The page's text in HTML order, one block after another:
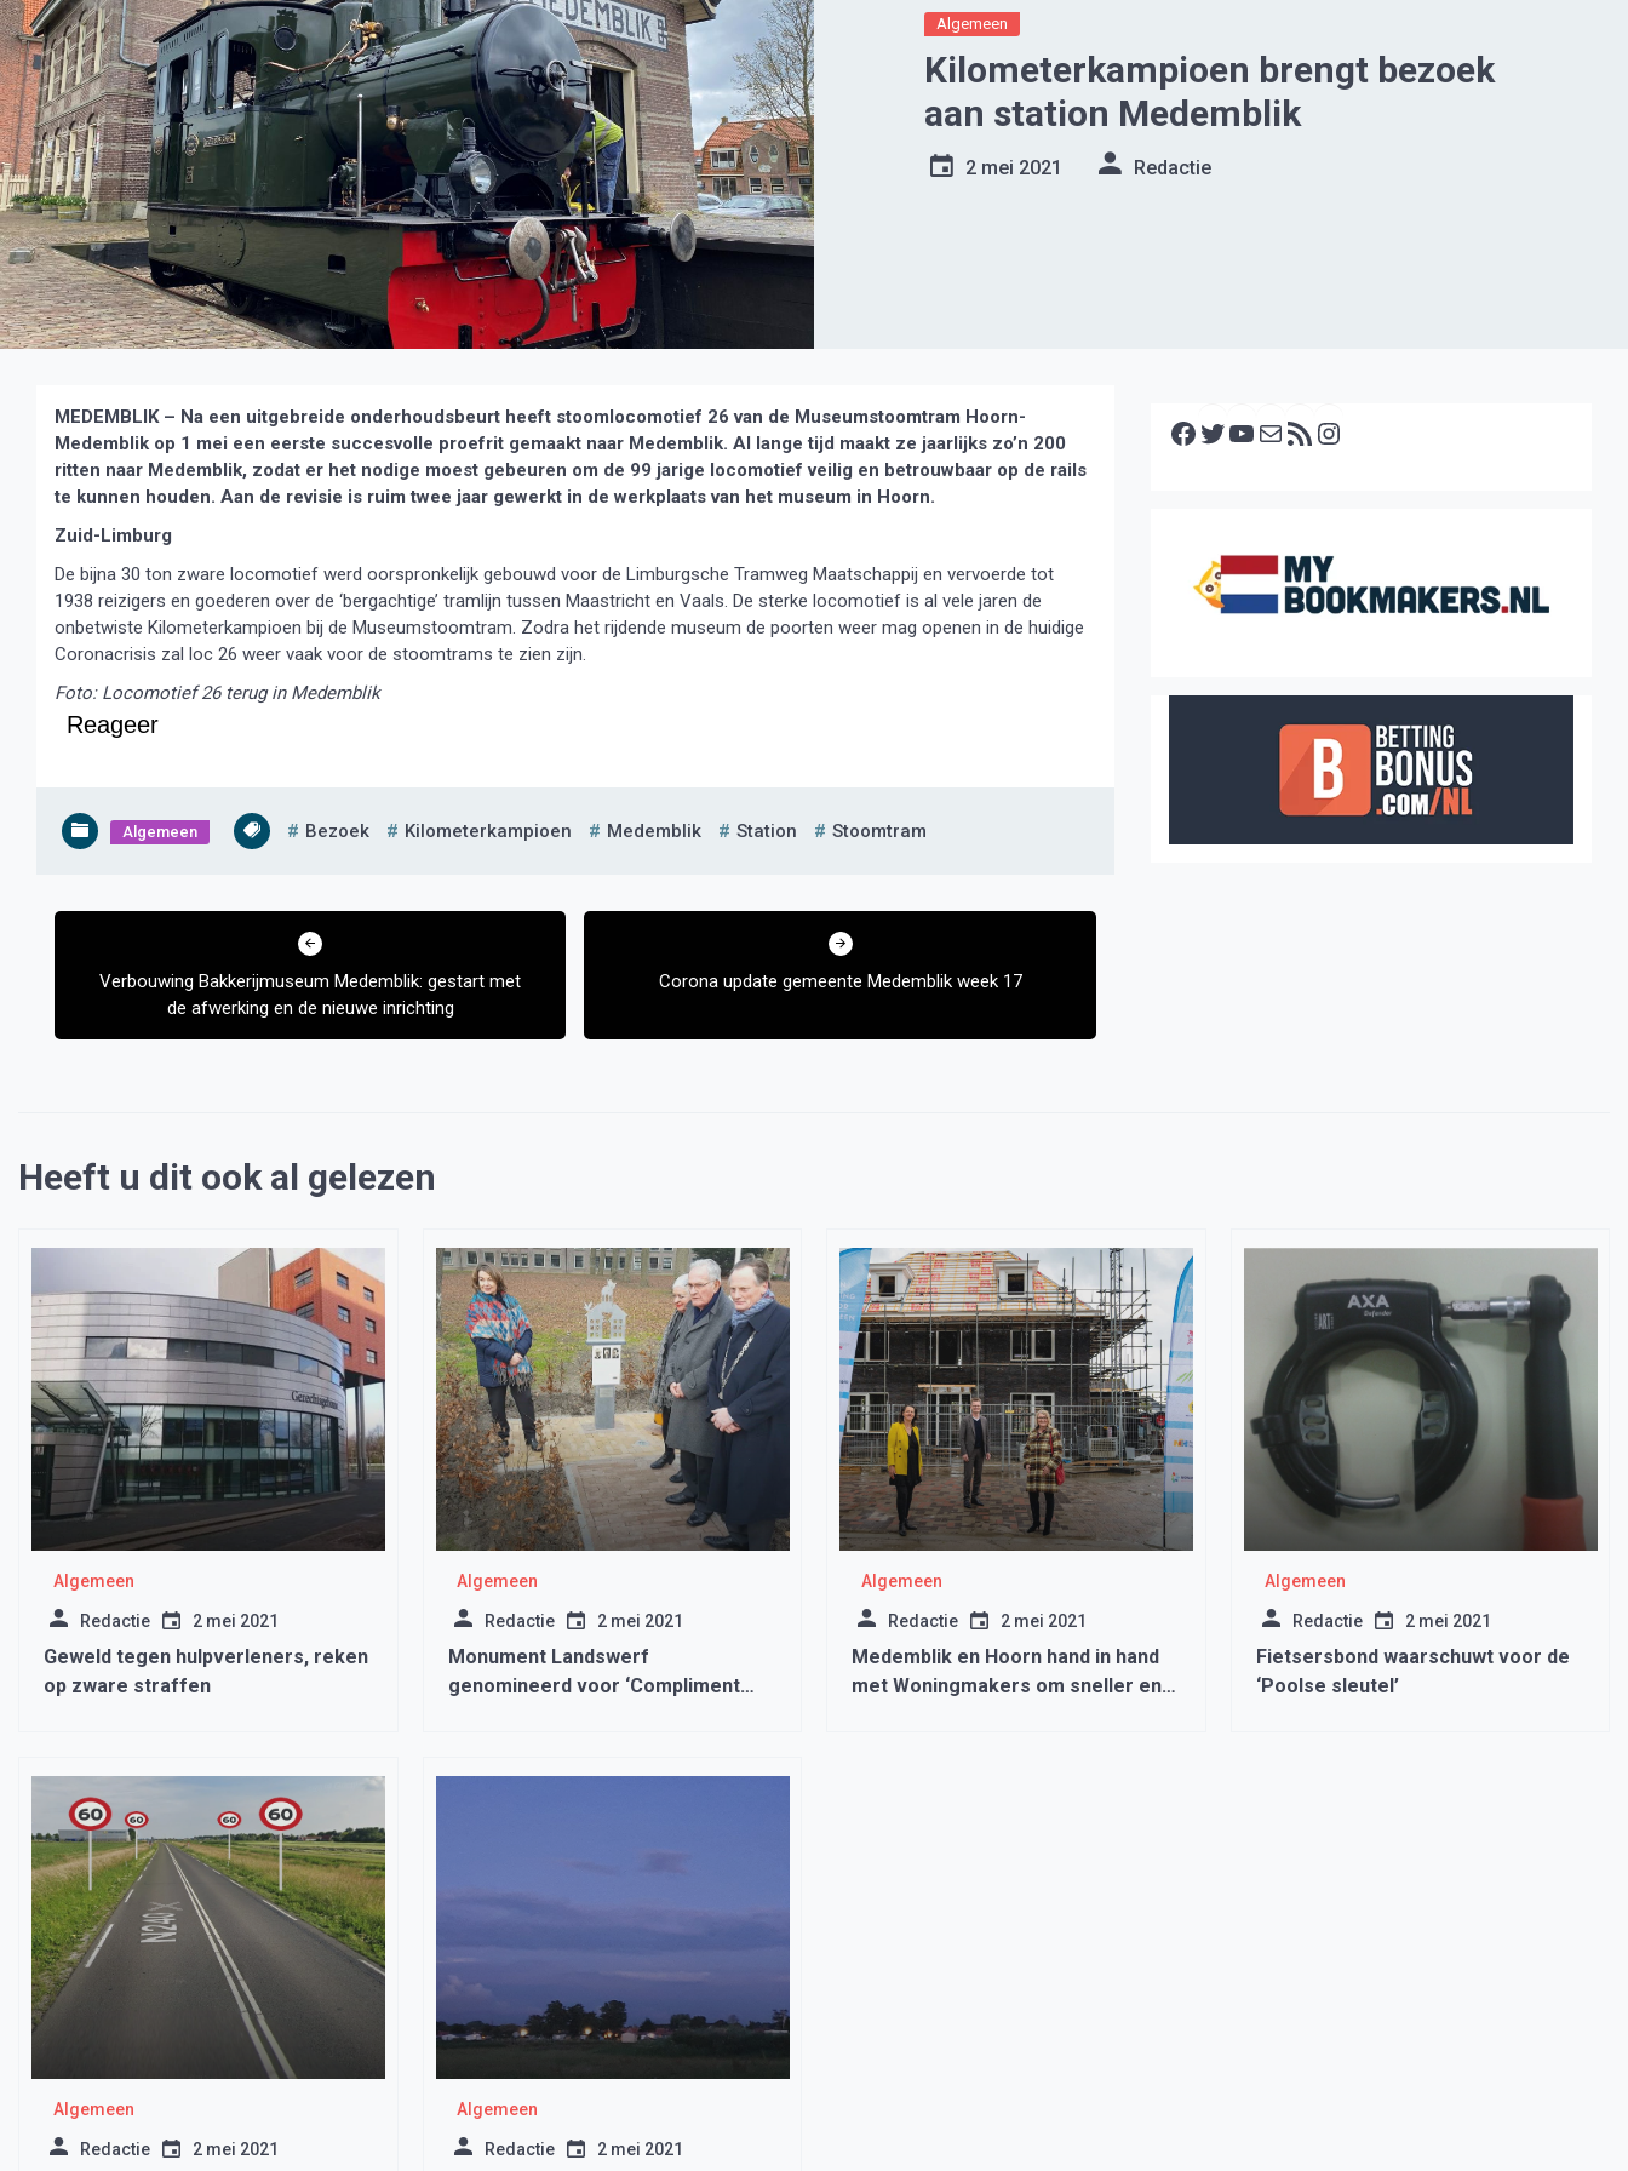
Algemeen
Kilometerkampioen brengt bezoek
aan station Medemblik
2 mei 2021 Redactie
MEDEMBLIK – Na een uitgebreide onderhoudsbeurt heeft stoomlocomotief 26 van de Museumstoomtram Hoorn-
Medemblik op 1 mei een eerste succesvolle proefrit gemaakt naar Medemblik. Al lange tijd maakt ze jaarlijks zo’n 200
ritten naar Medemblik, zodat er het nodige moest gebeuren om de 99 jarige locomotief veilig en betrouwbaar op de rails
te kunnen houden. Aan de revisie is ruim twee jaar gewerkt in de werkplaats van het museum in Hoorn.
Zuid-Limburg
De bijna 30 ton zware locomotief werd oorspronkelijk gebouwd voor de Limburgsche Tramweg Maatschappij en vervoerde tot
1938 reizigers en goederen over de ‘bergachtige’ tramlijn tussen Maastricht en Vaals. De sterke locomotief is al vele jaren de
onbetwiste Kilometerkampioen bij de Museumstoomtram. Zodra het rijdende museum de poorten weer mag openen in de huidige
Coronacrisis zal loc 26 weer vaak voor de stoomtrams te zien zijn.
Foto: Locomotief 26 terug in Medemblik
Reageer
Algemeen Bezoek Kilometerkampioen Medemblik Station Stoomtram
Bericht
Verbouwing Bakkerijmuseum Medemblik: gestart met
de afwerking en de nieuwe inrichting
Corona update gemeente Medemblik week 17
Facebook Twitter YouTube E-mail RSS feed
Heeft u dit ook al gelezen
Algemeen
Redactie 2 mei 2021
Geweld tegen hulpverleners, reken
op zware straffen
Algemeen
Redactie 2 mei 2021
Monument Landswerf
genomineerd voor ‘Compliment
Algemeen
Redactie 2 mei 2021
Medemblik en Hoorn hand in hand
met Woningmakers om sneller en
Algemeen
Redactie 2 mei 2021
Fietsersbond waarschuwt voor de
‘Poolse sleutel’
Algemeen
Redactie 2 mei 2021
Algemeen
Redactie 2 mei 2021